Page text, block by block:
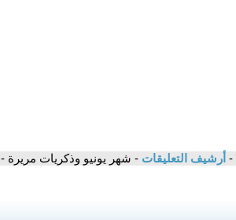
- أرشيف التعليقات - شهر يونيو وذكريات مريرة - Magdi